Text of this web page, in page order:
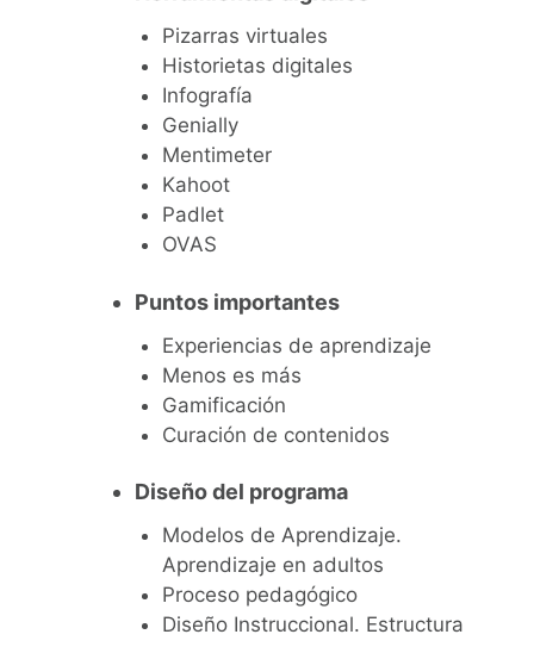
Diseño del programa
Modelos de Aprendizaje.
Aprendizaje en adultos
Proceso pedagógico
Diseño Instruccional. Estructura
Pizarras virtuales
Historietas digitales
Infografía
Genially
Mentimeter
Kahoot
Padlet
OVAS
Puntos importantes
Experiencias de aprendizaje
Menos es más
Gamificación
Curación de contenidos